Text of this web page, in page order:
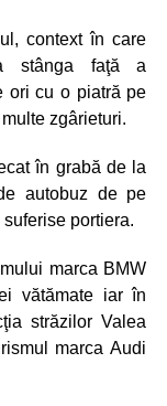
context în care
stânga faţă a
ori cu o piatră pe
zgârieturi.
în grabă de la
autobuz de pe
portiera.
marca BMW
vătămate iar în
străzilor Valea
marca Audi